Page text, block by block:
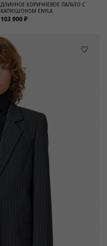
ДЛИННОЕ КОРИЧНЕВОЕ ПАЛЬТО С
КАПЮШОНОМ ENYLA
103 900 ₽